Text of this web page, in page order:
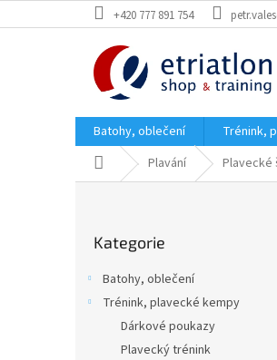
na
+420 777 891 754
Batohy, oblečení Trénink,
Domů Plavání Plavecké
kategorie
Kategorie
Batohy, oblečení
Trénink, plavecké kempy
Dárkové poukazy
Plavecký trénink